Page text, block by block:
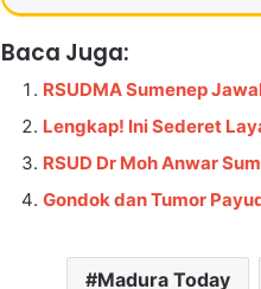
Baca Juga:
RSUDMA Sumenep
Lengkap! Ini Sederet
RSUD Dr Moh Anwar
Gondok dan Tumor
Madura Today